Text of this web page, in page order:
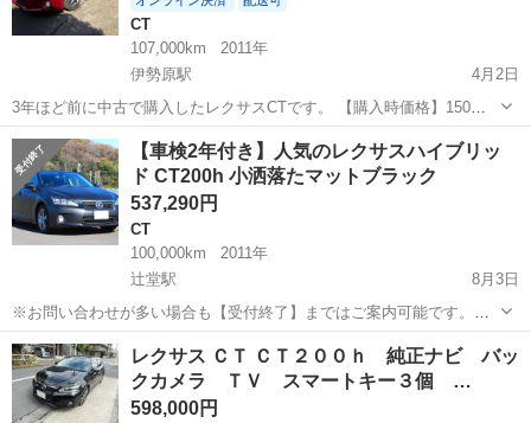
CT
107,000km
2011年
伊勢原駅
4月2日
3年ほど前に中古で購入したレクサスCTです。 【購入時価格】150万
円 【サイズ】長さ：432cm、幅：176cm、高さ：146cm 【傷などの状
態】外装傷多数 内装使用感あり 【アピールポイント】人気のFスポ
ーツです! ...
神奈川 伊勢原市 伊勢原駅 CT 諸費用
【車検2年付き】人気のレクサスハイブリッ
ド CT200h 小洒落たマットブラック
537,290円
CT
100,000km
2011年
辻堂駅
8月3日
※お問い合わせが多い場合も【受付終了】まではご案内可能です。お
気軽にご連絡ください。 ※交換はメルセデスGLA、NV350などであれ
ば状態により検討させて頂きます。 LEXUS レクサス CT200h ...
神奈川 茅ヶ崎市 辻堂駅
レクサス ＣＴ ＣＴ２００ｈ 純正ナビ バッ
クカメラ ＴＶ スマートキー３個 …
598,000円